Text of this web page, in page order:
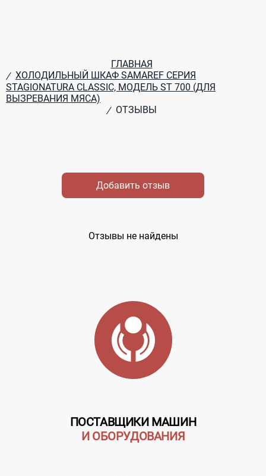
ГЛАВНАЯ
/ ХОЛОДИЛЬНЫЙ ШКАФ SAMAREF СЕРИЯ
STAGIONATURA CLASSIC, МОДЕЛЬ ST 700 (ДЛЯ
ВЫЗРЕВАНИЯ МЯСА)
/ ОТЗЫВЫ
Добавить отзыв
Отзывы не найдены
ПОСТАВЩИКИ МАШИН
И ОБОРУДОВАНИЯ